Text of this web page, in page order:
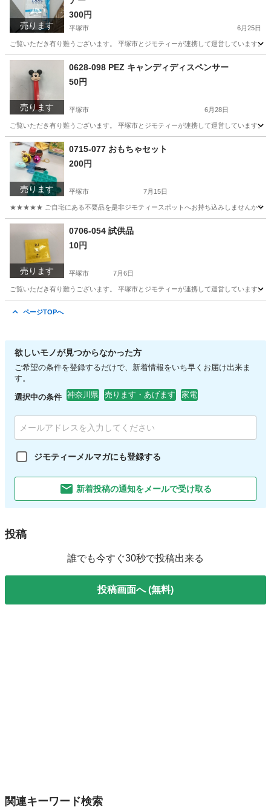
売ります
300円
平塚市 6月25日
ご覧いただき有り難うございます。 平塚市とジモティーが連携して運営していま
神奈川 平塚市 リユース
売ります
0628-098 PEZ キャンディディスペンサー
50円
平塚市 6月28日
ご覧いただき有り難うございます。 平塚市とジモティーが連携して運営していま
神奈川 平塚市 リユース
売ります
0715-077 おもちゃセット
200円
平塚市 7月15日
★★★★★ ご自宅にある不要品を是非ジモティースポットへお持ち込みしませんか？
神奈川 平塚市 おもちゃ 現地
売ります
0706-054 試供品
10円
平塚市 7月6日
ご覧いただき有り難うございます。 平塚市とジモティーが連携して運営していま
ページTOPへ
欲しいモノが見つからなかった方
ご希望の条件を登録するだけで、新着情報をいち早くお届け出来ま
す。
選択中の条件 神奈川県 売ります・あげます 家電
ジモティーメルマガにも登録する
新着投稿の通知をメールで受け取る
投稿
誰でも今すぐ30秒で投稿出来る
投稿画面へ (無料)
関連キーワード検索